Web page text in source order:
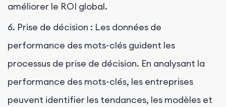
améliorer le ROI global.
6. Prise de décision : Les données de
performance des mots-clés guident les
processus de prise de décision. En analysant la
performance des mots-clés, les entreprises
peuvent identifier les tendances, les modèles et